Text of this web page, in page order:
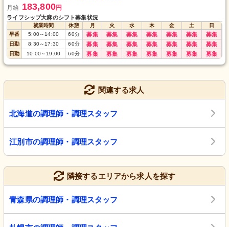
月給 183,800円
ライフシップ大麻のシフト募集状況
就業時間 休憩 月 火 水 木 金 土
日
早番
5:00～14:00 60分 募集 募集 募集 募集 募集 募集 募集
日勤 8:30～17:30 60分 募集 募集 募集 募集 募集 募集 募集
日勤 10:00～19:00 60分 募集 募集 募集 募集 募集 募集 募集
関連する求人
北海道の調理師・調理スタッフ
江別市の調理師・調理スタッフ
隣接するエリアから求人を探す
青森県の調理師・調理スタッフ